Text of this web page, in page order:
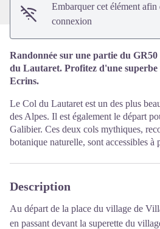
Embarquer cet élément
connexion
Randonnée sur une partie du
du Lautaret. Profitez d'une superbe
Ecrins.
Le Col du Lautaret est un des plus
des Alpes. Il est également le départ
Galibier. Ces deux cols mythiques,
botanique naturelle, sont accessibles à
Description
Au départ de la place du village de
en passant devant la superette du